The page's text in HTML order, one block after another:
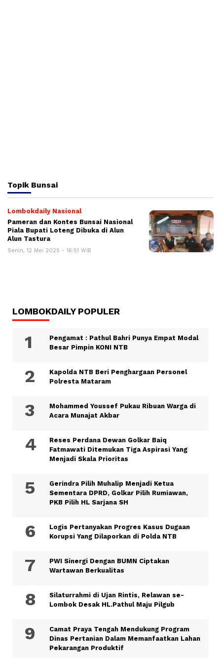
Topik Bunsai
Lombokdaily Nasional
Pameran dan Kontes Bunsai Nasional
Piala Bupati Loteng Dibuka di Alun
Alun Tastura
Senin, 12 Mei 2025 - 16:51 WIB
LOMBOKDAILY POPULER
Pengamat : Pathul Bahri Punya Empat Modal
Besar Pimpin KONI NTB
Kapolda NTB Beri Penghargaan Personel
Polresta Mataram
Mohammed Youssef Pukau Ribuan Warga di
Acara Munajat Akbar
Reses Perdana Dewan Golkar Baiq
Fatmawati Ditemukan Tiga Aspirasi Yang
Menjadi Skala Prioritas
Gerindra Pilih Muhalip Menjadi Ketua
Sementara DPRD, Golkar Pilih Rumiawan,
PKB Pilih HL Sarjana SH
Logis Pertanyakan Progres Kasus Dugaan
Korupsi Yang Dilaporkan di Polda NTB
PWI Sinergi Dengan BUMN Ciptakan
Wartawan Berkualitas
Silaturrahmi di Ujan Rintis, Relawan se-
Lombok Desak HL.Pathul Maju Pilgub
Camat Praya Tengah Mendukung Program
Dinas Pertanian Dalam Memanfaatkan Lahan
Pekarangan Produktif